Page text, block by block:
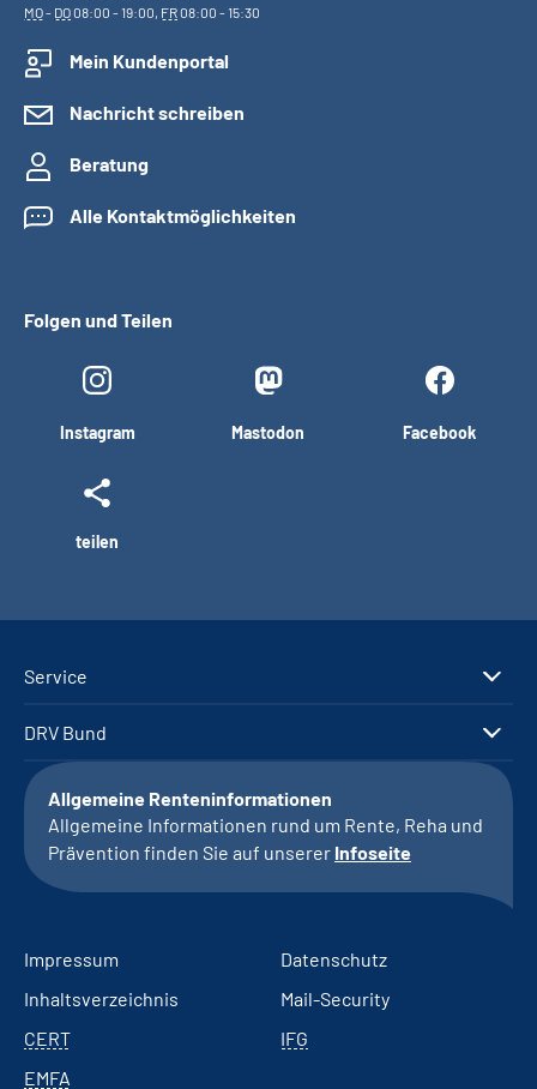
MO- DO08:00 - 19:00, FR08:00 - 15:30
Mein Kundenportal
Nachricht schreiben
Beratung
Alle Kontaktmöglichkeiten
Folgen und Teilen
Instagram Mastodon Facebook
teilen
Service
DRV Bund
Allgemeine Renteninformationen
Allgemeine Informationen rund um Rente, Reha und
Prävention finden Sie auf unserer Infoseite
Impressum
Datenschutz
Inhaltsverzeichnis
Mail-Security
CERT
IFG
EMFA